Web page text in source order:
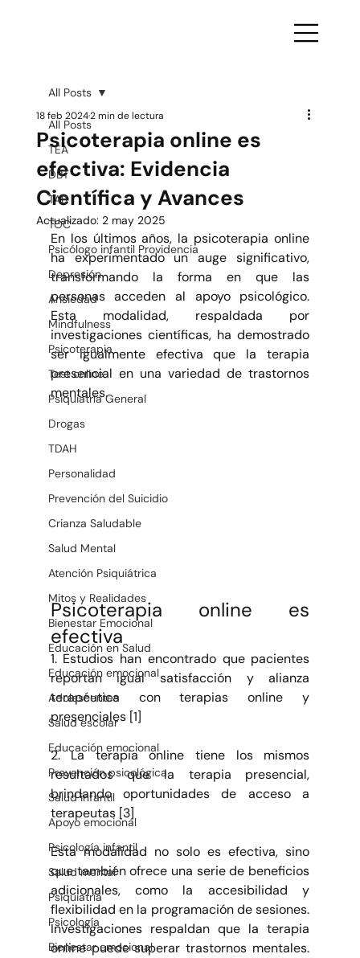
All Posts
TEA
DBT
TAB
TOC
Psicólogo infantil Providencia
Depresión
Ansiedad
Mindfulness
Psicoterapia
Test online
Psiquiatría General
Drogas
TDAH
Personalidad
Prevención del Suicidio
Crianza Saludable
Salud Mental
Atención Psiquiátrica
Mitos y Realidades
Bienestar Emocional
Educación en Salud
Educación emocional
Adolescentes
Salud escolar
Educación emocional
Prevención psicológica
Salud infantil
Apoyo emocional
Psicología infantil
Salud mental
Psiquiatría
Psicología
Bienestar emocional
All Posts
Psicoterapia online es
efectiva: Evidencia
Científica y Avances
18 feb 20242 min de lectura
Actualizado: 2 may 2025
En los últimos años, la psicoterapia online
ha experimentado un auge significativo,
transformando la forma en que las
personas acceden al apoyo psicológico.
Esta modalidad, respaldada por
investigaciones científicas, ha demostrado
ser igualmente efectiva que la terapia
presencial en una variedad de trastornos
mentales.
Psicoterapia online es
efectiva
1. Estudios han encontrado que pacientes
reportan igual satisfacción y alianza
terapéutica con terapias online y
presenciales [1]
2. La terapia online tiene los mismos
resultados que la terapia presencial,
brindando oportunidades de acceso a
terapeutas [3]
Esta modalidad no solo es efectiva, sino
que también ofrece una serie de beneficios
adicionales, como la accesibilidad y
flexibilidad en la programación de sesiones.
Investigaciones respaldan que la terapia
online puede superar trastornos mentales.